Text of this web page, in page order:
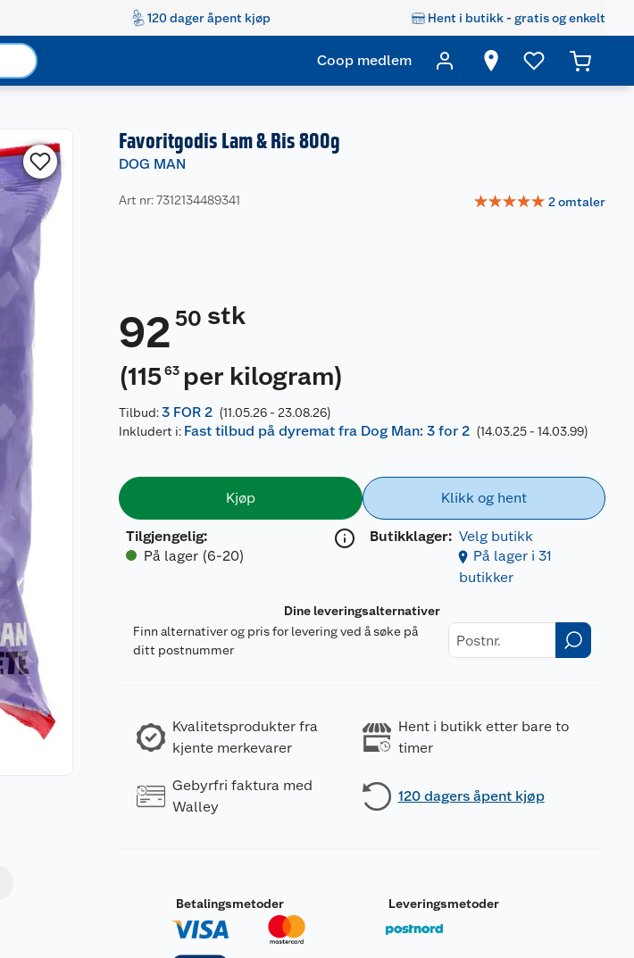
120 dager åpent kjøp Hent i butikk - gratis og enkelt
Coop medlem
Favoritgodis Lam & Ris 800g
DOG MAN
Art nr: 7312134489341 ☆☆☆☆☆ 2omtaler
92 50 stk
(11563 per kilogram)
Tilbud:3 FOR 2 (11.05.26 - 23.08.26)
Inkludert i: Fast tilbud på dyremat fra Dog Man: 3 for 2 (14.03.25 - 14.03.99)
Kjøp
Tilgjengelig:
På lager (6-20)
Klikk og hent
Butikklager: Velg butikk
På lager i 31
butikker
Dine leveringsalternativer
Finn alternativer og pris for levering ved å søke på
ditt postnummer
Kvalitetsprodukter fra
kjente merkevarer
Hent i butikk etter bare to
timer
Gebyrfri faktura med
Walley
120 dagers åpent kjøp
Betalingsmetoder Leveringsmetoder